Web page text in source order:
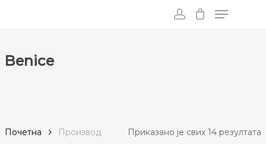
content
Menu
Benice
Приказано је свих 14 резултата
Почетна Производ